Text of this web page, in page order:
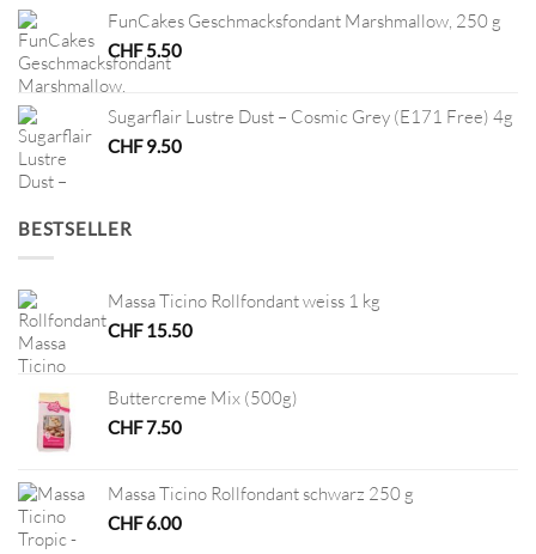
FunCakes Geschmacksfondant Marshmallow, 250 g
CHF5.50
Sugarflair Lustre Dust – Cosmic Grey (E171 Free) 4g
CHF9.50
BESTSELLER
Massa Ticino Rollfondant weiss 1 kg
CHF15.50
Buttercreme Mix (500g)
CHF7.50
Massa Ticino Rollfondant schwarz 250 g
CHF6.00